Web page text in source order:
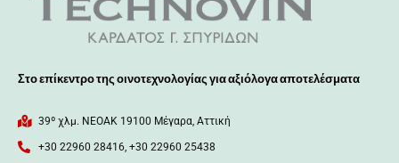
Στο επίκεντρο της οινοτεχνολογίας για αξιόλογα αποτελέσματα
39º χλμ. ΝΕΟΑΚ 19100 Mέγαρα, Αττική
+30 22960 28416, +30 22960 25438